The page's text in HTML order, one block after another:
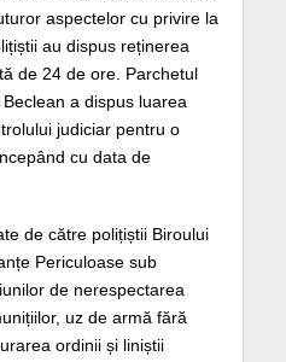
aspectelor cu privire la
au dispus reținerea
de 24 de ore. Parchetul
a dispus luarea
judiciar pentru o
cu data de
de către polițiștii Biroului
Periculoase sub
de nerespectarea
uz de armă fără
ordinii și liniștii